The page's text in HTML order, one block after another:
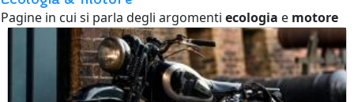
Pagine in cui si parla degli argomenti ecologia e motore